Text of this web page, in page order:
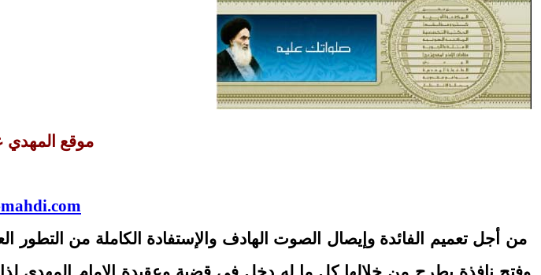
موقع المهدي
من أجل تعميم الفائدة وإيصال الصوت الهادف والإستفادة الكاملة من التطور